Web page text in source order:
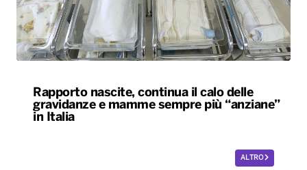
Rapporto nascite, continua il calo delle
gravidanze e mamme sempre più “anziane”
in Italia
ALTRO